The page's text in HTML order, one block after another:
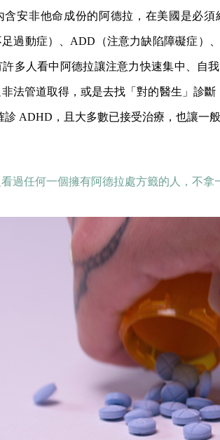
含安非他命成份的阿德拉，在美國是必
過動症）、ADD（注意力缺陷障礙症）
多人看中阿德拉讓注意力快速集中、自
法管道取得，或是去找「對的醫生」診
診 ADHD，且大多數已接受治療，也讓一
過任何一個擁有阿德拉處方籤的人，不